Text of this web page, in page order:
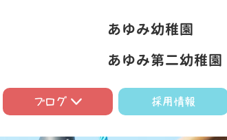
あゆみ幼稚園
あゆみ第二幼稚園
ブログ 採用情報